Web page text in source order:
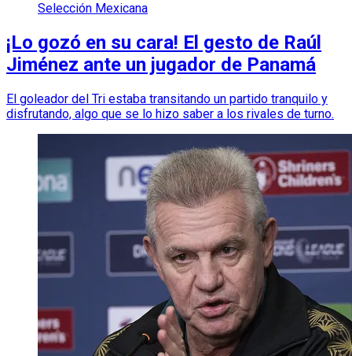
Selección Mexicana
¡Lo gozó en su cara! El gesto de Raúl
Jiménez ante un jugador de Panamá
El goleador del Tri estaba transitando un partido tranquilo y
disfrutando, algo que se lo hizo saber a los rivales de turno.